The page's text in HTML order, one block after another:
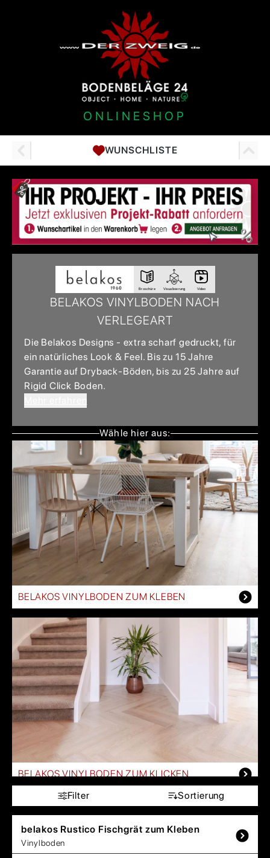
ONLINESHOP
WUNSCHLISTE
Broschüre Visualisierung Video
BELAKOS VINYLBODEN NACH
VERLEGEART
Die Belakos Designs - extra scharf gedruckt, für
ein natürliches Look & Feel. Bis zu 15 Jahre
Garantie auf Dryback-Böden, bis zu 25 Jahre auf
Rigid Click Boden.
Wähle hier aus:
BELAKOS VINYLBODEN ZUM KLEBEN
BELAKOS VINYLBODEN ZUM KLICKEN
Filter
Sortierung
belakos Rustico Fischgrät zum Kleben
Vinylboden